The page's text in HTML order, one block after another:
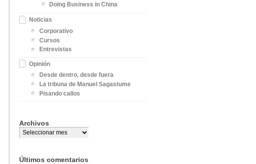
Doing Business in China
Noticias
Corporativo
Cursos
Entrevistas
Opinión
Desde dentro, desde fuera
La tribuna de Manuel Sagastume
Pisando callos
Archivos
Últimos comentarios